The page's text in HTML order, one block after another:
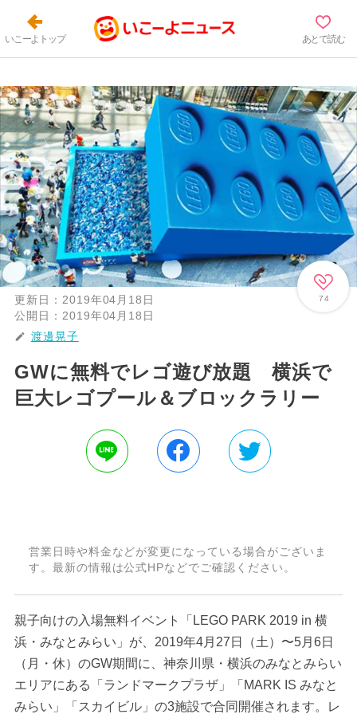
いこーよトップ あとで読む
74
更新日： 2019年04月18日
公開日： 2019年04月18日
渡邊晃子
GWに無料でレゴ遊び放題 横浜で
巨大レゴプール＆ブロックラリー
営業日時や料金などが変更になっている場合がございま
す。最新の情報は公式HPなどでご確認ください。
親子向けの入場無料イベント「LEGO PARK 2019 in 横
浜・みなとみらい」が、2019年4月27日（土）〜5月6日
（月・休）のGW期間に、神奈川県・横浜のみなとみらい
エリアにある「ランドマークプラザ」「MARK IS みなと
みらい」「スカイビル」の3施設で合同開催されます。レ